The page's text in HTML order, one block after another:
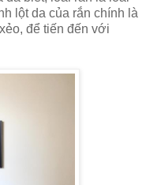
lột da của rắn chính là
để tiến đến với